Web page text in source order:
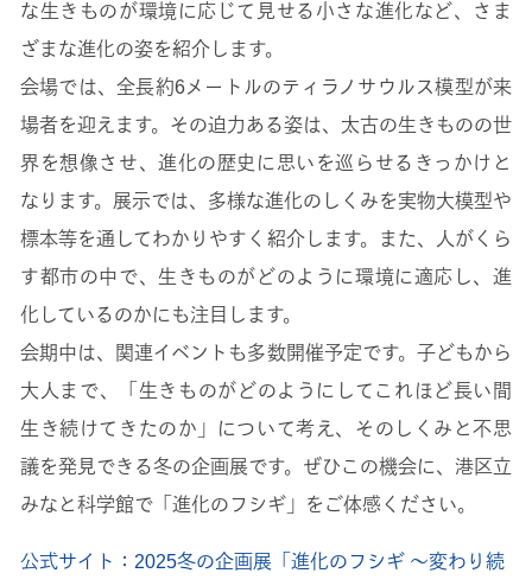
な生きものが環境に応じて見せる小さな進化など、さま
ざまな進化の姿を紹介します。
会場では、全長約6メートルのティラノサウルス模型が来
場者を迎えます。その迫力ある姿は、太古の生きものの世
界を想像させ、進化の歴史に思いを巡らせるきっかけと
なります。展示では、多様な進化のしくみを実物大模型や
標本等を通してわかりやすく紹介します。また、人がくら
す都市の中で、生きものがどのように環境に適応し、進
化しているのかにも注目します。
会期中は、関連イベントも多数開催予定です。子どもから
大人まで、「生きものがどのようにしてこれほど長い間
生き続けてきたのか」について考え、そのしくみと不思
議を発見できる冬の企画展です。ぜひこの機会に、港区立
みなと科学館で「進化のフシギ」をご体感ください。
公式サイト：2025冬の企画展「進化のフシギ ～変わり続